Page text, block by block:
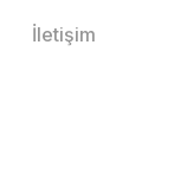
İletişim